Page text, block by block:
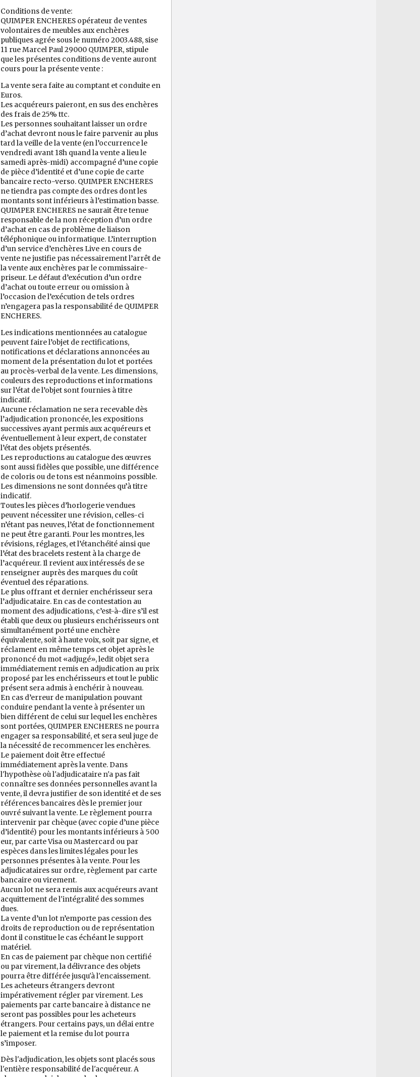
Conditions de vente:
QUIMPER ENCHERES opérateur de ventes
volontaires de meubles aux enchères
publiques agrée sous le numéro 2003.488, sise
11 rue Marcel Paul 29000 QUIMPER, stipule
que les présentes conditions de vente auront
cours pour la présente vente :
La vente sera faite au comptant et conduite en
Euros.
Les acquéreurs paieront, en sus des enchères
des frais de 25% ttc.
Les personnes souhaitant laisser un ordre
d’achat devront nous le faire parvenir au plus
tard la veille de la vente (en l’occurrence le
vendredi avant 18h quand la vente a lieu le
samedi après-midi) accompagné d’une copie
de pièce d’identité et d’une copie de carte
bancaire recto-verso. QUIMPER ENCHERES
ne tiendra pas compte des ordres dont les
montants sont inférieurs à l’estimation basse.
QUIMPER ENCHERES ne saurait être tenue
responsable de la non réception d’un ordre
d’achat en cas de problème de liaison
téléphonique ou informatique. L’interruption
d’un service d’enchères Live en cours de
vente ne justifie pas nécessairement l’arrêt de
la vente aux enchères par le commissaire-
priseur. Le défaut d’exécution d’un ordre
d’achat ou toute erreur ou omission à
l’occasion de l’exécution de tels ordres
n’engagera pas la responsabilité de QUIMPER
ENCHERES.
Les indications mentionnées au catalogue
peuvent faire l’objet de rectifications,
notifications et déclarations annoncées au
moment de la présentation du lot et portées
au procès-verbal de la vente. Les dimensions,
couleurs des reproductions et informations
sur l’état de l’objet sont fournies à titre
indicatif.
Aucune réclamation ne sera recevable dès
l’adjudication prononcée, les expositions
successives ayant permis aux acquéreurs et
éventuellement à leur expert, de constater
l’état des objets présentés.
Les reproductions au catalogue des œuvres
sont aussi fidèles que possible, une différence
de coloris ou de tons est néanmoins possible.
Les dimensions ne sont données qu’à titre
indicatif.
Toutes les pièces d’horlogerie vendues
peuvent nécessiter une révision, celles-ci
n’étant pas neuves, l’état de fonctionnement
ne peut être garanti. Pour les montres, les
révisions, réglages, et l’étanchéité ainsi que
l’état des bracelets restent à la charge de
l’acquéreur. Il revient aux intéressés de se
renseigner auprès des marques du coût
éventuel des réparations.
Le plus offrant et dernier enchérisseur sera
l’adjudicataire. En cas de contestation au
moment des adjudications, c’est-à-dire s’il est
établi que deux ou plusieurs enchérisseurs ont
simultanément porté une enchère
équivalente, soit à haute voix, soit par signe, et
réclament en même temps cet objet après le
prononcé du mot «adjugé», ledit objet sera
immédiatement remis en adjudication au prix
proposé par les enchérisseurs et tout le public
présent sera admis à enchérir à nouveau.
En cas d’erreur de manipulation pouvant
conduire pendant la vente à présenter un
bien différent de celui sur lequel les enchères
sont portées, QUIMPER ENCHERES ne pourra
engager sa responsabilité, et sera seul juge de
la nécessité de recommencer les enchères.
Le paiement doit être effectué
immédiatement après la vente. Dans
l'hypothèse où l'adjudicataire n'a pas fait
connaître ses données personnelles avant la
vente, il devra justifier de son identité et de ses
références bancaires dès le premier jour
ouvré suivant la vente. Le règlement pourra
intervenir par chèque (avec copie d’une pièce
d’identité) pour les montants inférieurs à 500
eur, par carte Visa ou Mastercard ou par
espèces dans les limites légales pour les
personnes présentes à la vente. Pour les
adjudicataires sur ordre, règlement par carte
bancaire ou virement.
Aucun lot ne sera remis aux acquéreurs avant
acquittement de l'intégralité des sommes
dues.
La vente d’un lot n’emporte pas cession des
droits de reproduction ou de représentation
dont il constitue le cas échéant le support
matériel.
En cas de paiement par chèque non certifié
ou par virement, la délivrance des objets
pourra être différée jusqu'à l'encaissement.
Les acheteurs étrangers devront
impérativement régler par virement. Les
paiements par carte bancaire à distance ne
seront pas possibles pour les acheteurs
étrangers. Pour certains pays, un délai entre
le paiement et la remise du lot pourra
s’imposer.
Dès l'adjudication, les objets sont placés sous
l'entière responsabilité de l'acquéreur. A